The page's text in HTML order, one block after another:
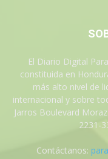
El Diario Digital
constituida en
más alto nivel de
internacional y sobre
Jarros Boulevard
2231-
Contáctanos: